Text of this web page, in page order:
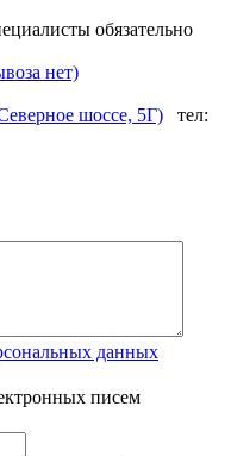
обязательно
нет)
шоссе, 5Г)
тел:
данных
писем